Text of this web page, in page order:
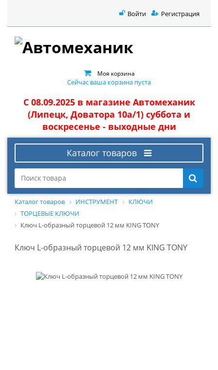
Войти Регистрация
Моя корзина
Сейчас ваша корзина пуста
С 08.09.2025 в магазине Автомеханик
(Липецк, Доватора 10а/1) суббота и
воскресенье - выходные дни
Каталог товаров
Каталог товаров ИНСТРУМЕНТ
КЛЮЧИ
ТОРЦЕВЫЕ КЛЮЧИ
Ключ L-образный торцевой 12 мм KING TONY
Ключ L-образный торцевой 12 мм KING TONY